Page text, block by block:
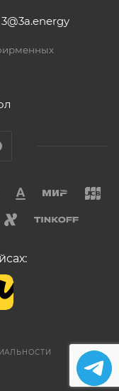
3@3a.energy